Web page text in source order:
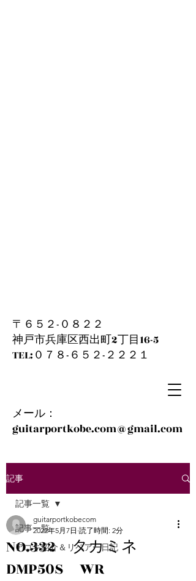
〒６５２-０８２２
神戸市兵庫区西出町2丁目16-5
​TEL:０７８-６５２-２２２１
メール：
guitarportkobe.com@gmail.com
記事
記事一覧
アコギ紹介＆リペアー日記
記事一覧
NO.332 タカミネ
DMP50S WR
guitarportkobecom
2022年5月7日 読了時間: 2分